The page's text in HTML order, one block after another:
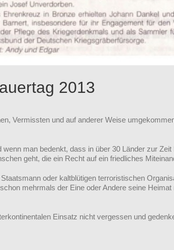
2013
Vermissten und auf anderer Weise
man bedenkt, dass in über 30 Länder zur
geht, die ein Recht auf ein friedliches
oder kaltblütigen terroristischen
mehrmals der Eine oder Andere seine
Einsatz nicht vergessen und